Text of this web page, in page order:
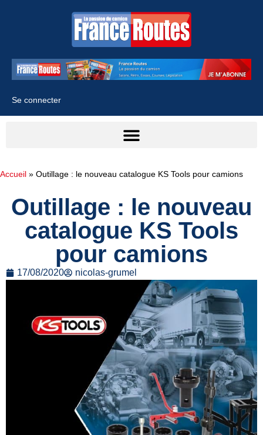
Se connecter
Accueil » Outillage : le nouveau catalogue KS Tools pour camions
Outillage : le nouveau
catalogue KS Tools
pour camions
17/08/2020 nicolas-grumel